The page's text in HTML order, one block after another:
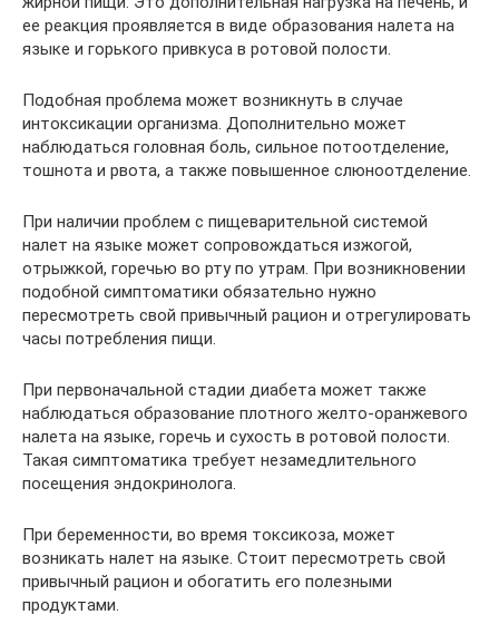
ее реакция проявляется в виде образования налета на
языке и горького привкуса в ротовой полости.
Подобная проблема может возникнуть в случае
интоксикации организма. Дополнительно может
наблюдаться головная боль, сильное потоотделение,
тошнота и рвота, а также повышенное слюноотделение.
При наличии проблем с пищеварительной системой
налет на языке может сопровождаться изжогой,
отрыжкой, горечью во рту по утрам. При возникновении
подобной симптоматики обязательно нужно
пересмотреть свой привычный рацион и отрегулировать
часы потребления пищи.
При первоначальной стадии диабета может также
наблюдаться образование плотного желто-оранжевого
налета на языке, горечь и сухость в ротовой полости.
Такая симптоматика требует незамедлительного
посещения эндокринолога.
При беременности, во время токсикоза, может
возникать налет на языке. Стоит пересмотреть свой
привычный рацион и обогатить его полезными
продуктами.